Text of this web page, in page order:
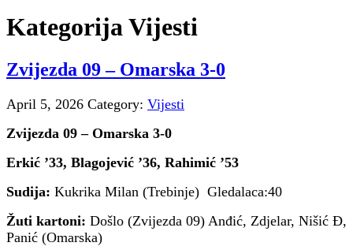
Kategorija Vijesti
Zvijezda 09 – Omarska 3-0
April 5, 2026 Category: Vijesti
Zvijezda 09 – Omarska 3-0
Erkić ’33, Blagojević ’36, Rahimić ’53
Sudija: Kukrika Milan (Trebinje) Gledalaca:40
Žuti kartoni: Došlo (Zvijezda 09) Anđić, Zdjelar, Nišić Đ,
Panić (Omarska)